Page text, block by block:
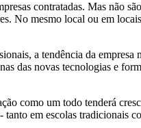
contratadas. Mas não
No mesmo local ou em
a tendência da
das novas tecnologias e
como um todo tenderá
em escolas tradicionais